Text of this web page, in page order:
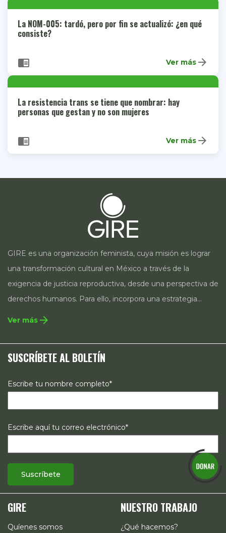
La NOM-005: tardó, pero por fin se actualizó: ¿en qué
consiste?
chrome_reader_mode Ver más arrow_forward
La resistencia trans se tiene que nombrar: hay
personas que gestan y no son mujeres
chrome_reader_mode Ver más arrow_forward
GIRE es una organización feminista, cuya misión es lograr
una transformación cultural en México a través de la
exigencia de justicia reproductiva, desde una perspectiva de
derechos humanos. Para ello, incorpora una estrategia
integral que contempla la incidencia en legislación y
estrategias de comunicación e investigación sobre el
estado de los derechos reproductivos en México.
Ver más arrow_forward
SUSCRÍBETE AL BOLETÍN
Escribe tu nombre completo*
Escribe aquí tu correo electrónico*
GIRE
Quíenes somos
NUESTRO TRABAJO
¿Qué hacemos?